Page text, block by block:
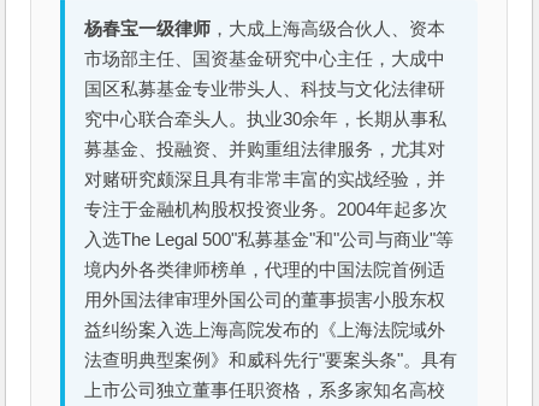
杨春宝一级律师 ，大成上海高级合伙人、资本
市场部主任、国资基金研究中心主任，大成中
国区私募基金专业带头人、科技与文化法律研
究中心联合牵头人。执业30余年，长期从事私
募基金、投融资、并购重组法律服务，尤其对
对赌研究颇深且具有非常丰富的实战经验，并
专注于金融机构股权投资业务。2004年起多次
入选The Legal 500"私募基金"和"公司与商业"等
境内外各类律师榜单，代理的中国法院首例适
用外国法律审理外国公司的董事损害小股东权
益纠纷案入选上海高院发布的《上海法院域外
法查明典型案例》和威科先行"要案头条"。具有
上市公司独立董事任职资格，系多家知名高校